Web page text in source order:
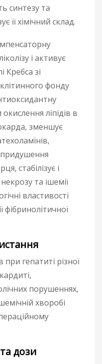
синтезу та
її хімічний склад.
і активує
Кребса зі
фонду
ліпідів в
зменшує
придушення
стабілізує і
та ішемії
властивості
фібринолітичної
при гепатиті різної
порушеннях,
хворобі
дози